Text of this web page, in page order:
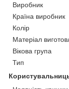
Виробник
Країна виробник
Колір
Матеріал
Вікова група
Тип